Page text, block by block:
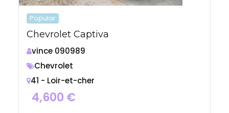
Popular
Chevrolet Captiva
vince 090989
Chevrolet
41 - Loir-et-cher
4,600 €